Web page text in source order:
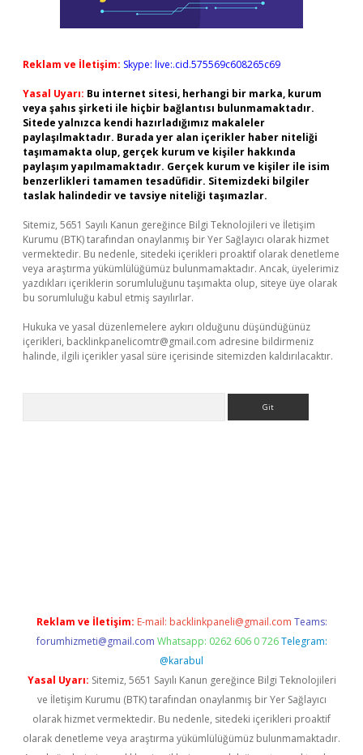
Reklam ve İletişim: Skype: live:.cid.575569c608265c69
Yasal Uyarı: Bu internet sitesi, herhangi bir marka, kurum
veya şahıs şirketi ile hiçbir bağlantısı bulunmamaktadır.
Sitede yalnızca kendi hazırladığımız makaleler
paylaşılmaktadır. Burada yer alan içerikler haber niteliği
taşımamakta olup, gerçek kurum ve kişiler hakkında
paylaşım yapılmamaktadır. Gerçek kurum ve kişiler ile isim
benzerlikleri tamamen tesadüfidir. Sitemizdeki bilgiler
taslak halindedir ve tavsiye niteliği taşımazlar.
Sitemiz, 5651 Sayılı Kanun gereğince Bilgi Teknolojileri ve İletişim
Kurumu (BTK) tarafından onaylanmış bir Yer Sağlayıcı olarak hizmet
vermektedir. Bu nedenle, sitedeki içerikleri proaktif olarak denetleme
veya araştırma yükümlülüğümüz bulunmamaktadır. Ancak, üyelerimiz
yazdıkları içeriklerin sorumluluğunu taşımakta olup, siteye üye olarak
bu sorumluluğu kabul etmiş sayılırlar.
Hukuka ve yasal düzenlemelere aykırı olduğunu düşündüğünüz
içerikleri, backlinkpanelicomtr@gmail.com adresine bildirmeniz
halinde, ilgili içerikler yasal süre içerisinde sitemizden kaldırılacaktır.
Reklam ve İletişim: E-mail: backlinkpaneli@gmail.com Teams:
forumhizmeti@gmail.com Whatsapp: 0262 606 0 726 Telegram:
@karabul
Yasal Uyarı: Sitemiz, 5651 Sayılı Kanun gereğince Bilgi Teknolojileri
ve İletişim Kurumu (BTK) tarafından onaylanmış bir Yer Sağlayıcı
olarak hizmet vermektedir. Bu nedenle, sitedeki içerikleri proaktif
olarak denetleme veya araştırma yükümlülüğümüz bulunmamaktadır.